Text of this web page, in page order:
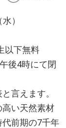
）
以下無料
後4時にて閉
言えます。
い天然素材
前期の7千年